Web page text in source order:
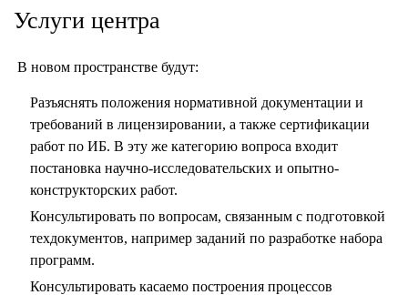
Услуги центра
В новом пространстве будут:
Разъяснять положения нормативной документации и
требований в лицензировании, а также сертификации
работ по ИБ. В эту же категорию вопроса входит
постановка научно-исследовательских и опытно-
конструкторских работ.
Консультировать по вопросам, связанным с подготовкой
техдокументов, например заданий по разработке набора
программ.
Консультировать касаемо построения процессов